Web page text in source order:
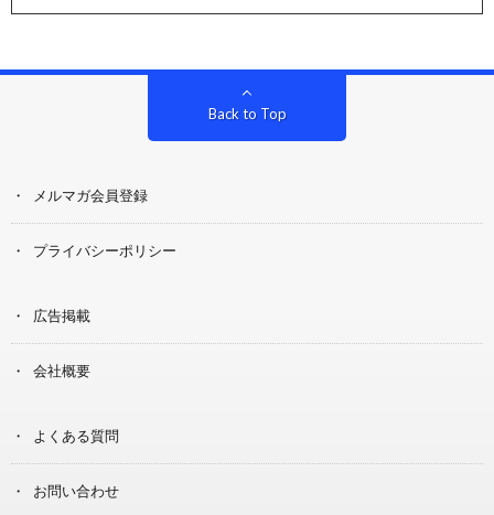
Back to Top
メルマガ会員登録
プライバシーポリシー
広告掲載
会社概要
よくある質問
お問い合わせ